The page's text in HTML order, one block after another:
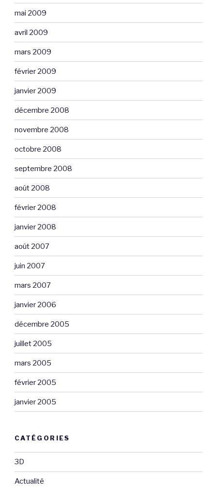
mai 2009
avril 2009
mars 2009
février 2009
janvier 2009
décembre 2008
novembre 2008
octobre 2008
septembre 2008
août 2008
février 2008
janvier 2008
août 2007
juin 2007
mars 2007
janvier 2006
décembre 2005
juillet 2005
mars 2005
février 2005
janvier 2005
CATÉGORIES
3D
Actualité